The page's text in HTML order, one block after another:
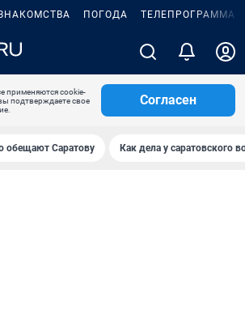
ПОГОДА ТЕЛЕПРОГРАММА
применяются cookie-
подтверждаете свое
Согласен
обещают Саратову Как дела у саратовского